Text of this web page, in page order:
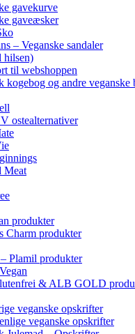
gavekurve
gaveæsker
– Veganske sandaler
hilsen)
til webshoppen
kogebog og andre veganske
ostealternativer
Meat
produkter
Charm produkter
Plamil produkter
& ALB GOLD
veganske opskrifter
veganske opskrifter